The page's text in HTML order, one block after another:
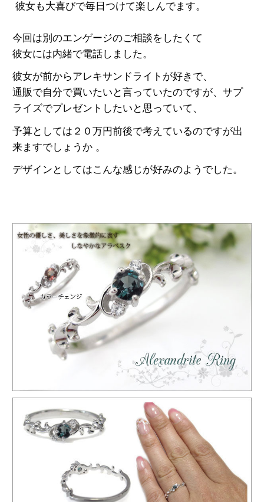
彼女も大喜びで毎日つけて楽しんでます。
今回は別のエンゲージのご相談をしたくて
彼女には内緒で電話しました。
彼女が前からアレキサンドライトが好きで、
通販で自分で買いたいと言っていたのですが、サプ
ライズでプレゼントしたいと思っていて、
予算としては２０万円前後で考えているのですが出
来ますでしょうか 。
デザインとしてはこんな感じが好みのようでした。